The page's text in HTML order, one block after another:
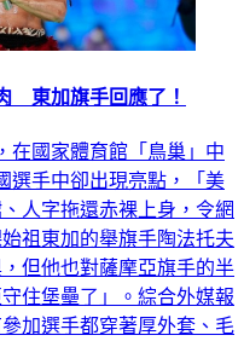
東加旗手回應了！
在國家體育館「鳥巢」中
選手中卻出現亮點，「美
人字拖還赤裸上身，令網
祖東加的舉旗手陶法托夫
，但他也對薩摩亞旗手的半
住堡壘了」。綜合外媒報
加選手都穿著厚外套、毛